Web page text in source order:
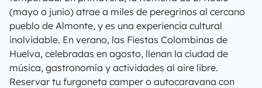
(mayo o junio) atrae a miles de peregrinos al cercano
pueblo de Almonte, y es una experiencia cultural
inolvidable. En verano, las Fiestas Colombinas de
Huelva, celebradas en agosto, llenan la ciudad de
música, gastronomía y actividades al aire libre.
Reservar tu furgoneta camper o autocaravana con